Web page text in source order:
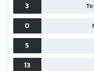
3
0
5
13